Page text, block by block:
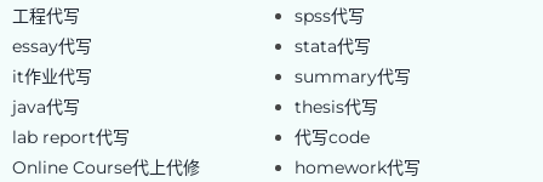
工程代写
essay代写
it作业代写
java代写
lab report代写
Online Course代上代修
spss代写
stata代写
summary代写
thesis代写
代写code
homework代写